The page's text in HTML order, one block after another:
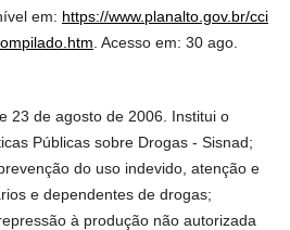
em: https://www.planalto.gov.br/cci
. Acesso em: 30 ago.
23 de agosto de 2006. Institui o
Públicas sobre Drogas - Sisnad;
do uso indevido, atenção e
e dependentes de drogas;
à produção não autorizada